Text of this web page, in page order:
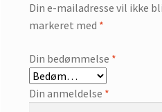
Din e-mailadresse vil ikke
markeret med *
Din bedømmelse *
Din anmeldelse *